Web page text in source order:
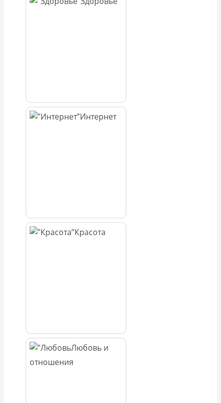
Интернет
Красота
Любовь и
отношения